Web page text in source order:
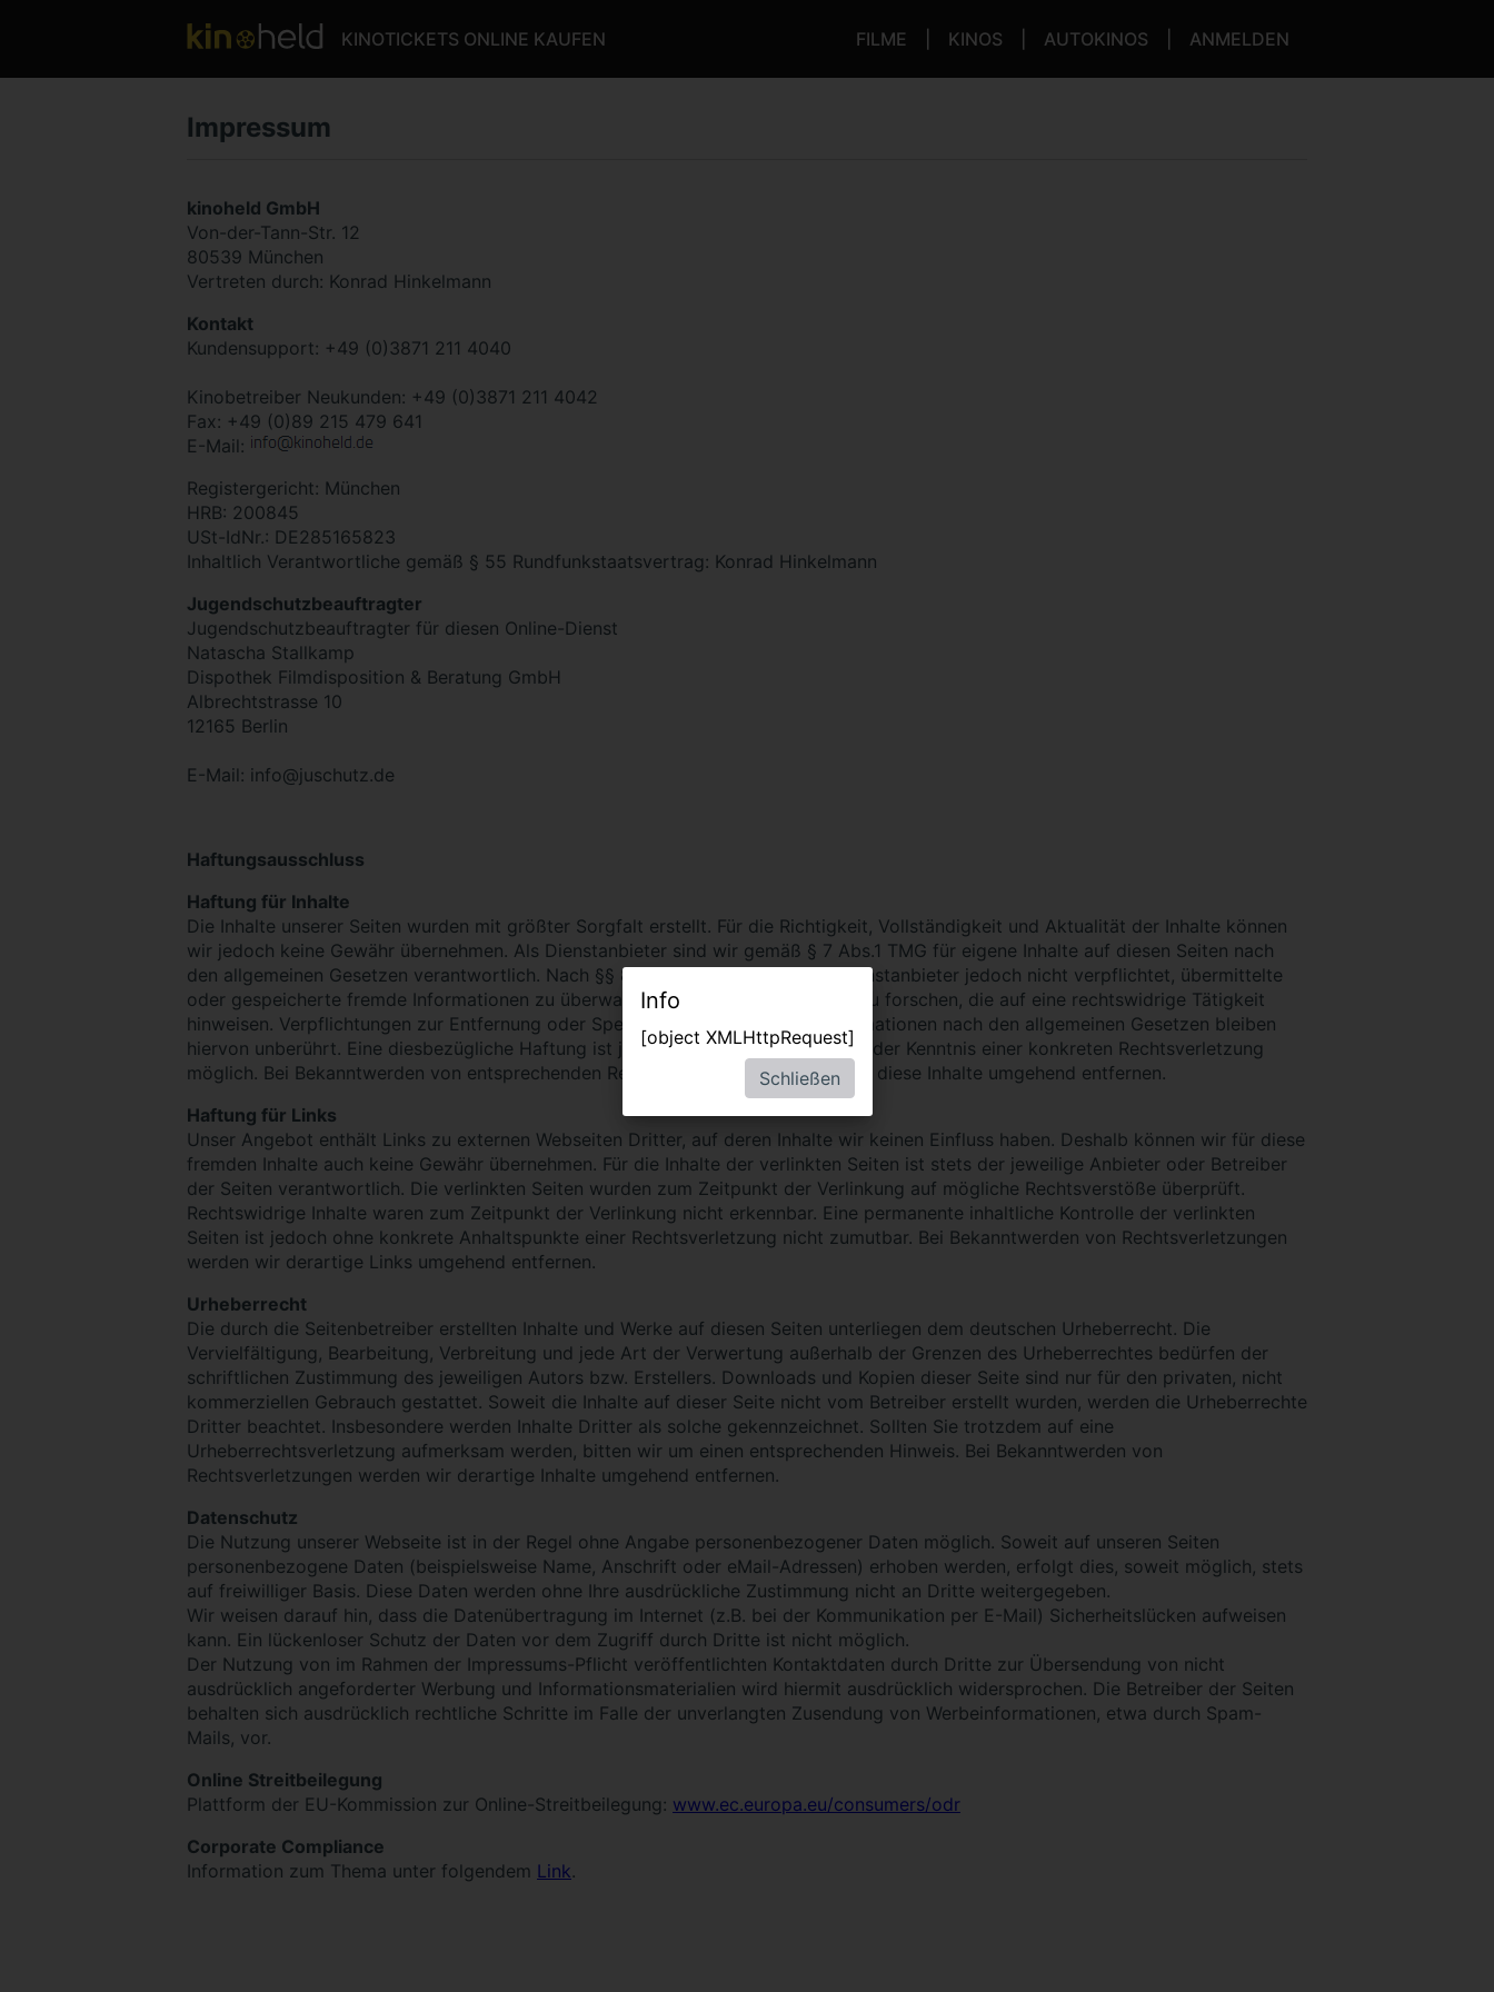
KINOTICKETS ONLINE KAUFEN FILME KINOS AUTOKINOS ANMELDEN
Impressum
kinoheld GmbH
Von-der-Tann-Str. 12
80539 München
Vertreten durch: Konrad Hinkelmann
Kontakt
Kundensupport: +49 (0)3871 211 4040
Kinobetreiber Neukunden: +49 (0)3871 211 4042
Fax: +49 (0)89 215 479 641
E-Mail:
Registergericht: München
HRB: 200845
USt-IdNr.: DE285165823
Inhaltlich Verantwortliche gemäß § 55 Rundfunkstaatsvertrag: Konrad Hinkelmann
Jugendschutzbeauftragter
Jugendschutzbeauftragter für diesen Online-Dienst
Natascha Stallkamp
Dispothek Filmdisposition & Beratung GmbH
Albrechtstrasse 10
12165 Berlin
E-Mail: info@juschutz.de
Haftungsausschluss
Haftung für Inhalte
Die Inhalte unserer Seiten wurden mit größter Sorgfalt erstellt. Für die Richtigkeit, Vollständigkeit und Aktualität der Inhalte können
wir jedoch keine Gewähr übernehmen. Als Dienstanbieter sind wir gemäß § 7 Abs.1 TMG für eigene Inhalte auf diesen Seiten nach
den allgemeinen Gesetzen verantwortlich. Nach §§ 8 bis 10 TMG sind wir als Dienstanbieter jedoch nicht verpflichtet, übermittelte
oder gespeicherte fremde Informationen zu überwachen oder nach Umständen zu forschen, die auf eine rechtswidrige Tätigkeit
hinweisen. Verpflichtungen zur Entfernung oder Sperrung der Nutzung von Informationen nach den allgemeinen Gesetzen bleiben
hiervon unberührt. Eine diesbezügliche Haftung ist jedoch erst ab dem Zeitpunkt der Kenntnis einer konkreten Rechtsverletzung
möglich. Bei Bekanntwerden von entsprechenden Rechtsverletzungen werden wir diese Inhalte umgehend entfernen.
Haftung für Links
Unser Angebot enthält Links zu externen Webseiten Dritter, auf deren Inhalte wir keinen Einfluss haben. Deshalb können wir für diese
fremden Inhalte auch keine Gewähr übernehmen. Für die Inhalte der verlinkten Seiten ist stets der jeweilige Anbieter oder Betreiber
der Seiten verantwortlich. Die verlinkten Seiten wurden zum Zeitpunkt der Verlinkung auf mögliche Rechtsverstöße überprüft.
Rechtswidrige Inhalte waren zum Zeitpunkt der Verlinkung nicht erkennbar. Eine permanente inhaltliche Kontrolle der verlinkten
Seiten ist jedoch ohne konkrete Anhaltspunkte einer Rechtsverletzung nicht zumutbar. Bei Bekanntwerden von Rechtsverletzungen
werden wir derartige Links umgehend entfernen.
Urheberrecht
Die durch die Seitenbetreiber erstellten Inhalte und Werke auf diesen Seiten unterliegen dem deutschen Urheberrecht. Die
Vervielfältigung, Bearbeitung, Verbreitung und jede Art der Verwertung außerhalb der Grenzen des Urheberrechtes bedürfen der
schriftlichen Zustimmung des jeweiligen Autors bzw. Erstellers. Downloads und Kopien dieser Seite sind nur für den privaten, nicht
kommerziellen Gebrauch gestattet. Soweit die Inhalte auf dieser Seite nicht vom Betreiber erstellt wurden, werden die Urheberrechte
Dritter beachtet. Insbesondere werden Inhalte Dritter als solche gekennzeichnet. Sollten Sie trotzdem auf eine
Urheberrechtsverletzung aufmerksam werden, bitten wir um einen entsprechenden Hinweis. Bei Bekanntwerden von
Rechtsverletzungen werden wir derartige Inhalte umgehend entfernen.
Datenschutz
Die Nutzung unserer Webseite ist in der Regel ohne Angabe personenbezogener Daten möglich. Soweit auf unseren Seiten
personenbezogene Daten (beispielsweise Name, Anschrift oder eMail-Adressen) erhoben werden, erfolgt dies, soweit möglich, stets
auf freiwilliger Basis. Diese Daten werden ohne Ihre ausdrückliche Zustimmung nicht an Dritte weitergegeben.
Wir weisen darauf hin, dass die Datenübertragung im Internet (z.B. bei der Kommunikation per E-Mail) Sicherheitslücken aufweisen
kann. Ein lückenloser Schutz der Daten vor dem Zugriff durch Dritte ist nicht möglich.
Der Nutzung von im Rahmen der Impressums-Pflicht veröffentlichten Kontaktdaten durch Dritte zur Übersendung von nicht
ausdrücklich angeforderter Werbung und Informationsmaterialien wird hiermit ausdrücklich widersprochen. Die Betreiber der Seiten
behalten sich ausdrücklich rechtliche Schritte im Falle der unverlangten Zusendung von Werbeinformationen, etwa durch Spam-
Mails, vor.
Online Streitbeilegung
Plattform der EU-Kommission zur Online-Streitbeilegung: www.ec.europa.eu/consumers/odr
Corporate Compliance
Information zum Thema unter folgendem Link.
Info
[object XMLHttpRequest]
Schließen